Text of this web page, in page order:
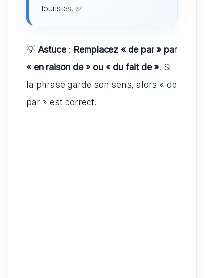
touristes. ✅
💡 Astuce: Remplacez « de par » par
« en raison de » ou « du fait de ». Si
la phrase garde son sens, alors « de
par » est correct.